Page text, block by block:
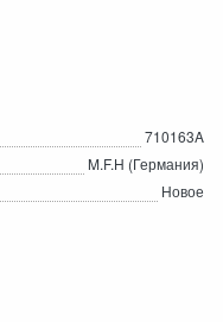
710163A
M.F.H (Германия)
Новое